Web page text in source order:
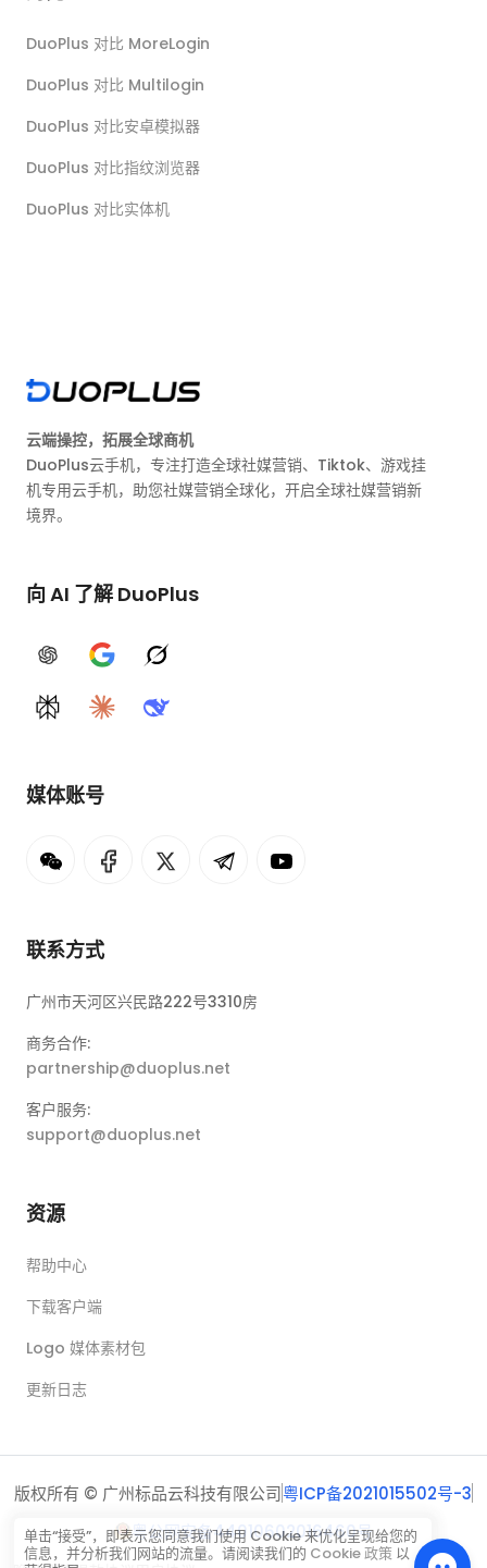
DuoPlus 对比 MoreLogin
DuoPlus 对比 Multilogin
DuoPlus 对比安卓模拟器
DuoPlus 对比指纹浏览器
DuoPlus 对比实体机
云端操控，拓展全球商机
DuoPlus云手机，专注打造全球社媒营销、Tiktok、游戏挂
机专用云手机，助您社媒营销全球化，开启全球社媒营销新
境界。
向 AI 了解 DuoPlus
ChatGPTGoogle AIGrok
PerplexityClaudeDeepSeek
媒体账号
联系方式
广州市天河区兴民路222号3310房
商务合作:
partnership@duoplus.net
客户服务:
support@duoplus.net
资源
帮助中心
下载客户端
Logo 媒体素材包
更新日志
版权所有 © 广州标品云科技有限公司粤ICP备2021015502号-3
粤公网安备44010602016460号
单击“接受”，即表示您同意我们使用 Cookie 来优化呈现给您的
信息，并分析我们网站的流量。请阅读我们的 Cookie 政策 以